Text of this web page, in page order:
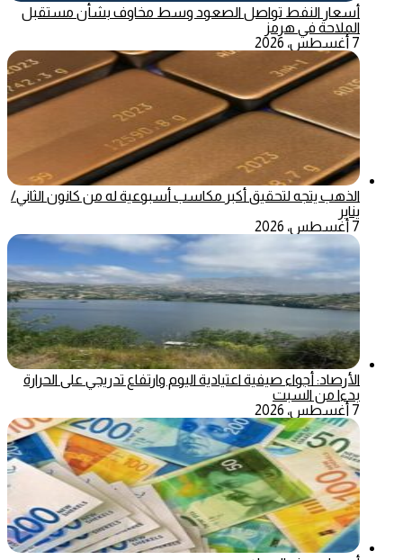
أسعار النفط تواصل الصعود وسط مخاوف بشأن مستقبل
الملاحة في هرمز
7 أغسطس، 2026
الذهب يتجه لتحقيق أكبر مكاسب أسبوعية له من كانون الثاني/
يناير
7 أغسطس، 2026
الأرصاد: أجواء صيفية اعتيادية اليوم وارتفاع تدريجي على الحرارة
بدءا من السبت
7 أغسطس، 2026